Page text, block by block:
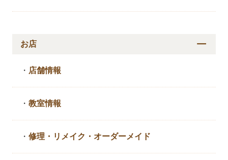
お店
・ 店舗情報
・教室情報
・修理・リメイク・ オーダーメイド